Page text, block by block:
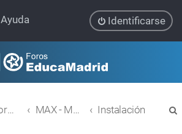
Ayuda Identificarse
Plataforma Educativa EducaMadrid MAX - MAdrid_linuX Instalación